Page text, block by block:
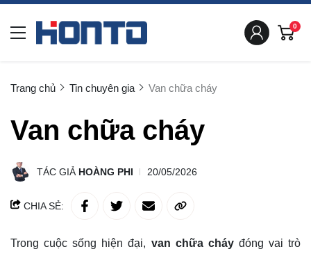
0
Trang chủ Tin chuyên gia Van chữa cháy
Van chữa cháy
TÁC GIẢ HOÀNG PHI 20/05/2026
CHIA SẺ:
Trong cuộc sống hiện đại, van chữa cháy đóng vai trò